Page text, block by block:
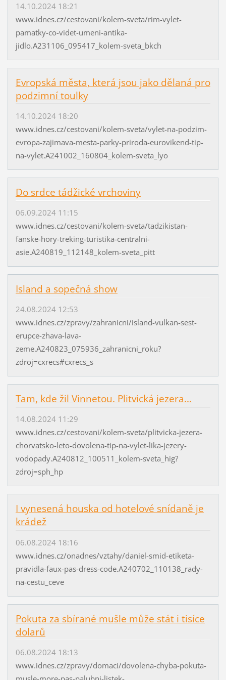
14.10.2024 18:21
www.idnes.cz/cestovani/kolem-sveta/rim-vylet-
pamatky-co-videt-umeni-antika-
jidlo.A231106_095417_kolem-sveta_bkch
Evropská města, která jsou jako dělaná pro
podzimní toulky
14.10.2024 18:20
www.idnes.cz/cestovani/kolem-sveta/vylet-na-podzim-
evropa-zajimava-mesta-parky-priroda-eurovikend-tip-
na-vylet.A241002_160804_kolem-sveta_lyo
Do srdce tádžické vrchoviny
06.09.2024 11:15
www.idnes.cz/cestovani/kolem-sveta/tadzikistan-
fanske-hory-treking-turistika-centralni-
asie.A240819_112148_kolem-sveta_pitt
Island a sopečná show
24.08.2024 12:53
www.idnes.cz/zpravy/zahranicni/island-vulkan-sest-
erupce-zhava-lava-
zeme.A240823_075936_zahranicni_roku?
zdroj=cxrecs#cxrecs_s
Tam, kde žil Vinnetou. Plitvická jezera...
14.08.2024 11:29
www.idnes.cz/cestovani/kolem-sveta/plitvicka-jezera-
chorvatsko-leto-dovolena-tip-na-vylet-lika-jezery-
vodopady.A240812_100511_kolem-sveta_hig?
zdroj=sph_hp
I vynesená houska od hotelové snídaně je
krádež
06.08.2024 18:16
www.idnes.cz/onadnes/vztahy/daniel-smid-etiketa-
pravidla-faux-pas-dress-code.A240702_110138_rady-
na-cestu_ceve
Pokuta za sbírané mušle může stát i tisíce
dolarů
06.08.2024 18:13
www.idnes.cz/zpravy/domaci/dovolena-chyba-pokuta-